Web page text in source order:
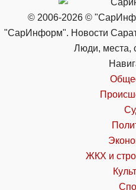
© 2006-2026 ©
"СарИнформ". Новости
Люди, места,
ЖКХ и